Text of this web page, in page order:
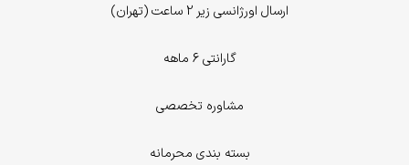
ارسال اورژانسی زیر 2 ساعت (تهران)
گارانتی 6 ماهه
مشاوره تخصصی
بسته بندی محرمانه